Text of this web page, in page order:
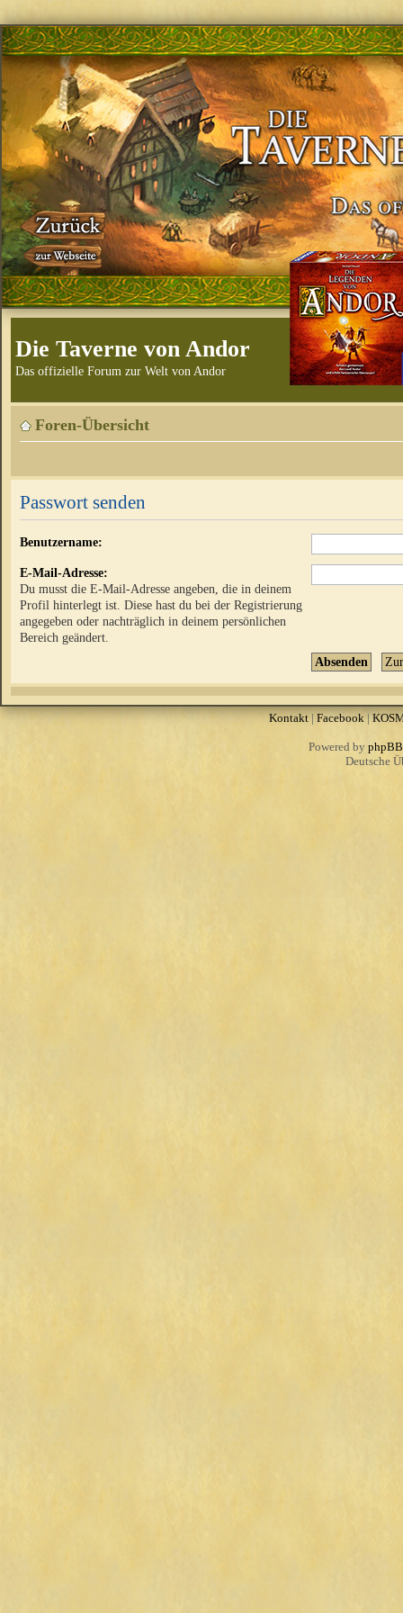
Die Taverne von Andor
Das offizielle Forum zur Welt von Andor
Foren-Übersicht
Passwort senden
Benutzername:
E-Mail-Adresse:
Du musst die E-Mail-Adresse angeben, die in deinem
Profil hinterlegt ist. Diese hast du bei der Registrierung
angegeben oder nachträglich in deinem persönlichen
Bereich geändert.
Kontakt| Facebook |
Powered by phpBB
Deutsche